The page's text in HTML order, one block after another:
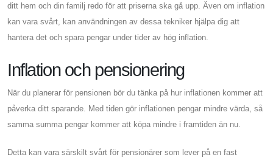
ditt hem och din familj redo för att priserna ska gå upp. Även om inflation
kan vara svårt, kan användningen av dessa tekniker hjälpa dig att
hantera det och spara pengar under tider av hög inflation.
Inflation och pensionering
När du planerar för pensionen bör du tänka på hur inflationen kommer att
påverka ditt sparande. Med tiden gör inflationen pengar mindre värda, så
samma summa pengar kommer att köpa mindre i framtiden än nu.
Detta kan vara särskilt svårt för pensionärer som lever på en fast